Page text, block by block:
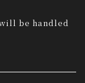
be handled